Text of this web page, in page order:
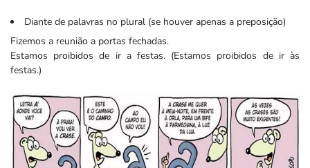
Diante de palavras no plural (se houver apenas a preposição)
Fizemos a reunião a portas fechadas.
Estamos proibidos de ir a festas. (Estamos proibidos de ir às
festas.)